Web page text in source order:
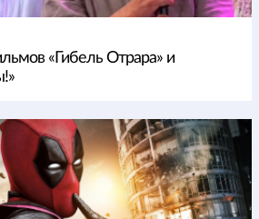
«Гибель Отрара» и